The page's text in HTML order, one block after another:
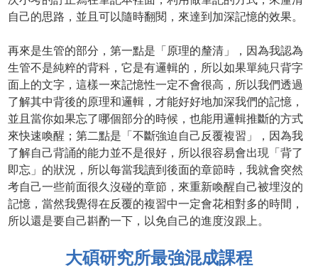
自己的思路，並且可以隨時翻閱，來達到加深記憶的效果。
再來是生管的部分，第一點是「原理的釐清」，因為我認為
生管不是純粹的背科，它是有邏輯的，所以如果單純只背字
面上的文字，這樣一來記憶性一定不會很高，所以我們透過
了解其中背後的原理和邏輯，才能好好地加深我們的記憶，
並且當你如果忘了哪個部分的時候，也能用邏輯推斷的方式
來快速喚醒；第二點是「不斷強迫自己反覆複習」，因為我
了解自己背誦的能力並不是很好，所以很容易會出現「背了
即忘」的狀況，所以每當我讀到後面的章節時，我就會突然
考自己一些前面很久沒碰的章節，來重新喚醒自己被埋沒的
記憶，當然我覺得在反覆的複習中一定會花相對多的時間，
所以還是要自己斟酌一下，以免自己的進度沒跟上。
大碩研究所最強混成課程